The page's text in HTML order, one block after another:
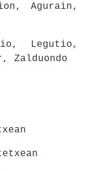
Agurain,
Legutio,
Zalduondo